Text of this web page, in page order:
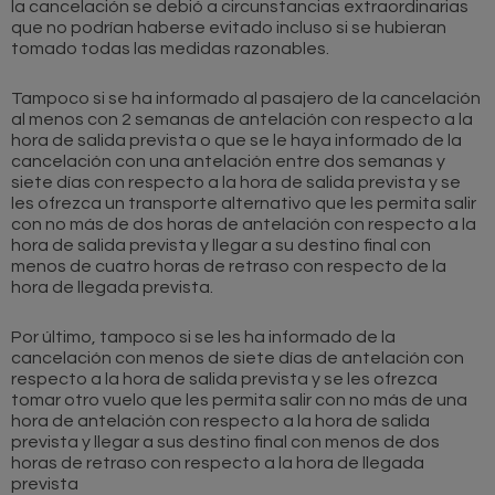
la cancelación se debió a circunstancias extraordinarias
que no podrían haberse evitado incluso si se hubieran
tomado todas las medidas razonables.
Tampoco si se ha informado al pasajero de la cancelación
al menos con 2 semanas de antelación con respecto a la
hora de salida prevista o que se le haya informado de la
cancelación con una antelación entre dos semanas y
siete días con respecto a la hora de salida prevista y se
les ofrezca un transporte alternativo que les permita salir
con no más de dos horas de antelación con respecto a la
hora de salida prevista y llegar a su destino final con
menos de cuatro horas de retraso con respecto de la
hora de llegada prevista.
Por último, tampoco si se les ha informado de la
cancelación con menos de siete días de antelación con
respecto a la hora de salida prevista y se les ofrezca
tomar otro vuelo que les permita salir con no más de una
hora de antelación con respecto a la hora de salida
prevista y llegar a sus destino final con menos de dos
horas de retraso con respecto a la hora de llegada
prevista